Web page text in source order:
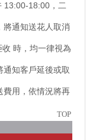
13:00-18:00，二
將通知送花人取消
時，均一律視為
知客戶延後或取
費用，依情況將再
TOP